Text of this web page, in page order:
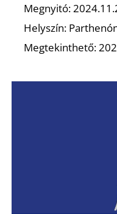
Megnyitó:
Helyszín:
Megtekinthető: